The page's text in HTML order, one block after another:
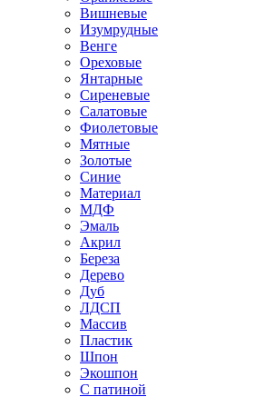
Вишневые
Изумрудные
Венге
Ореховые
Янтарные
Сиреневые
Салатовые
Фиолетовые
Мятные
Золотые
Синие
Материал
МДФ
Эмаль
Акрил
Береза
Дерево
Дуб
ЛДСП
Массив
Пластик
Шпон
Экошпон
С патиной